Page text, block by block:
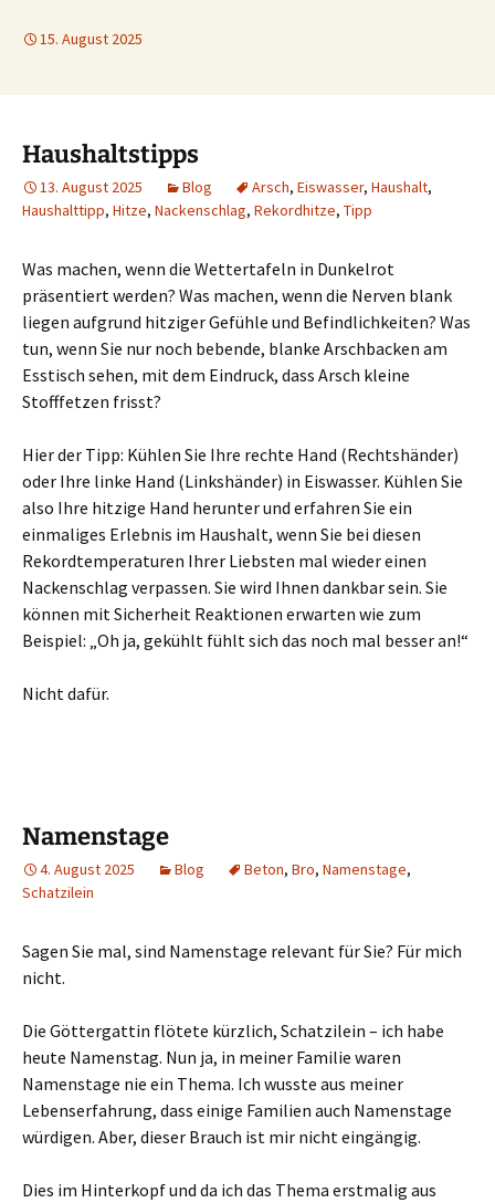
15. August 2025
Haushaltstipps
13. August 2025 Blog Arsch, Eiswasser, Haushalt,
Haushalttipp, Hitze, Nackenschlag, Rekordhitze, Tipp
Was machen, wenn die Wettertafeln in Dunkelrot
präsentiert werden? Was machen, wenn die Nerven blank
liegen aufgrund hitziger Gefühle und Befindlichkeiten? Was
tun, wenn Sie nur noch bebende, blanke Arschbacken am
Esstisch sehen, mit dem Eindruck, dass Arsch kleine
Stofffetzen frisst?
Hier der Tipp: Kühlen Sie Ihre rechte Hand (Rechtshänder)
oder Ihre linke Hand (Linkshänder) in Eiswasser. Kühlen Sie
also Ihre hitzige Hand herunter und erfahren Sie ein
einmaliges Erlebnis im Haushalt, wenn Sie bei diesen
Rekordtemperaturen Ihrer Liebsten mal wieder einen
Nackenschlag verpassen. Sie wird Ihnen dankbar sein. Sie
können mit Sicherheit Reaktionen erwarten wie zum
Beispiel: „Oh ja, gekühlt fühlt sich das noch mal besser an!“
Nicht dafür.
Namenstage
4. August 2025 Blog Beton, Bro, Namenstage,
Schatzilein
Sagen Sie mal, sind Namenstage relevant für Sie? Für mich
nicht.
Die Göttergattin flötete kürzlich, Schatzilein – ich habe
heute Namenstag. Nun ja, in meiner Familie waren
Namenstage nie ein Thema. Ich wusste aus meiner
Lebenserfahrung, dass einige Familien auch Namenstage
würdigen. Aber, dieser Brauch ist mir nicht eingängig.
Dies im Hinterkopf und da ich das Thema erstmalig aus